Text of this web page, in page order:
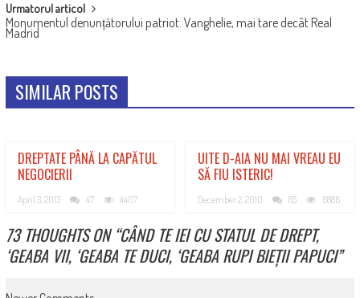
Urmatorul articol
Monumentul denunțătorului patriot. Vanghelie, mai tare decât Real
Madrid
SIMILAR POSTS
DREPTATE PÂNĂ LA CAPĂTUL
NEGOCIERII
April 3, 2013 47 4407
UITE D-AIA NU MAI VREAU EU
SĂ FIU ISTERIC!
December 2, 2010 85 6886
73 THOUGHTS ON “CÂND TE IEI CU STATUL DE DREPT,
‘GEABA VII, ‘GEABA TE DUCI, ‘GEABA RUPI BIEȚII PAPUCI”
COMMENT